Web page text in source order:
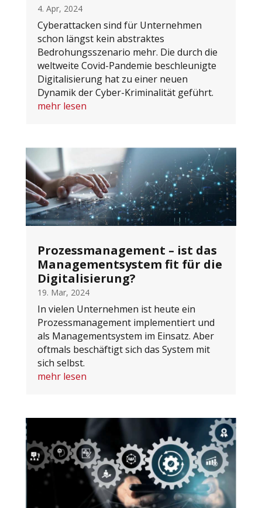
4. Apr, 2024
Cyberattacken sind für Unternehmen
schon längst kein abstraktes
Bedrohungsszenario mehr. Die durch die
weltweite Covid-Pandemie beschleunigte
Digitalisierung hat zu einer neuen
Dynamik der Cyber-Kriminalität geführt.
mehr lesen
Prozessmanagement – ist das
Managementsystem fit für die
Digitalisierung?
19. Mar, 2024
In vielen Unternehmen ist heute ein
Prozessmanagement implementiert und
als Managementsystem im Einsatz. Aber
oftmals beschäftigt sich das System mit
sich selbst.
mehr lesen